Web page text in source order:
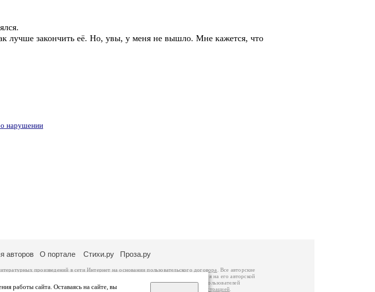
лучше закончить её. Но, увы, у меня не вышло. Мне кажется, что
о нарушении
работы сайта. Оставаясь на сайте, вы
авторов О портале Стихи.ру Проза.ру
произведений в сети Интернет на основаниипользовательского договора
. Все авторские
возможна только с согласия его автора, к которому вы можете обратиться на его авторской
законодательства Российской Федерации. Данные пользователей
посмотреть более подробнуюинформацию о портале связаться с администрацией